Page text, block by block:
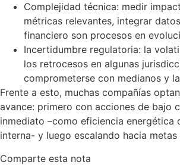
Complejidad técnica: medir
métricas relevantes, integrar
financiero son procesos en
Incertidumbre regulatoria: la
los retrocesos en algunas
comprometerse con medianos y
Frente a esto, muchas compañías
avance: primero con acciones de bajo
inmediato –como eficiencia energética
interna- y luego escalando hacia metas
Comparte esta nota